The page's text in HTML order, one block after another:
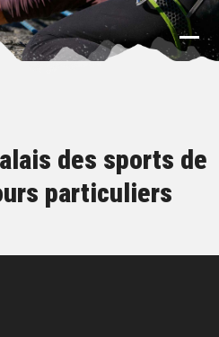
des sports de
particuliers